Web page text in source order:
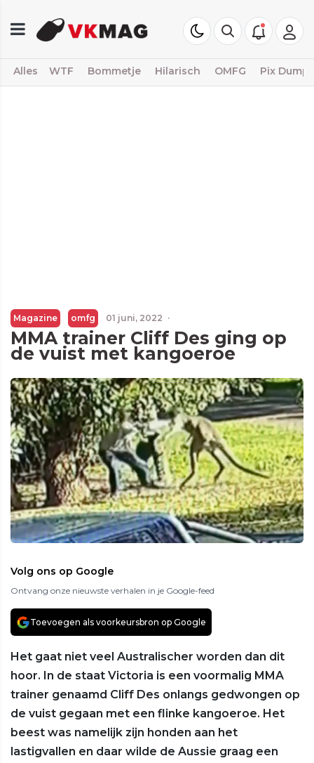
Alles WTF Bommetje Hilarisch OMFG Pix Dump
Magazine omfg 01 juni, 2022 ·
MMA trainer Cliff Des ging op
de vuist met kangoeroe
Volg ons op Google
Ontvang onze nieuwste verhalen in je Google-feed
Toevoegen als voorkeursbron op Google
Het gaat niet veel Australischer worden dan dit
hoor. In de staat Victoria is een voormalig MMA
trainer genaamd Cliff Des onlangs gedwongen op
de vuist gegaan met een flinke kangoeroe. Het
beest was namelijk zijn honden aan het
lastigvallen en daar wilde de Aussie graag een